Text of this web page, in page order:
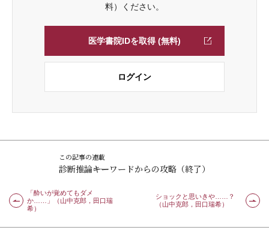
料）ください。
医学書院IDを取得 (無料)
ログイン
この記事の連載
診断推論――キーワードからの攻略（終了）
「酔いが覚めてもダメ
か……」（山中克郎，田口瑞
希）
ショックと思いきや……？
（山中克郎，田口瑞希）